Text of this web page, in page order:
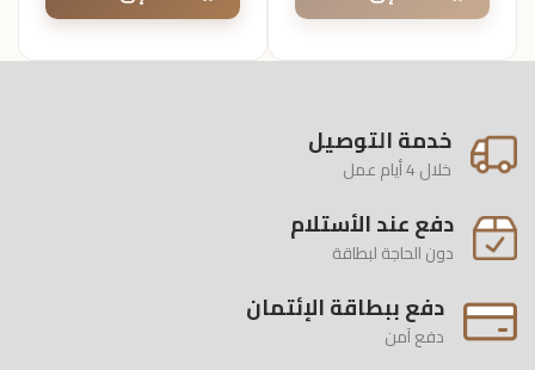
خدمة التوصيل
خلال 4 أيام عمل
دفع عند الأستلام
دون الحاجة لبطاقة
دفع ببطاقة الإئتمان
دفع آمن